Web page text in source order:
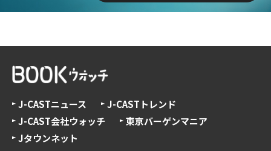
J-CASTニュース
J-CASTトレンド
J-CAST会社ウォッチ
東京バーゲンマニア
Jタウンネット